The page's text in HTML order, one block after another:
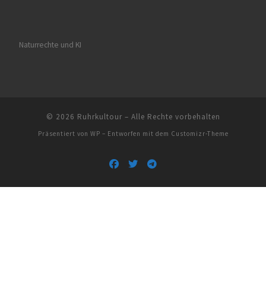
Naturrechte und KI
© 2026 Ruhrkultour– Alle Rechte vorbehalten
Präsentiert von WP – Entworfen mit dem Customizr-Theme